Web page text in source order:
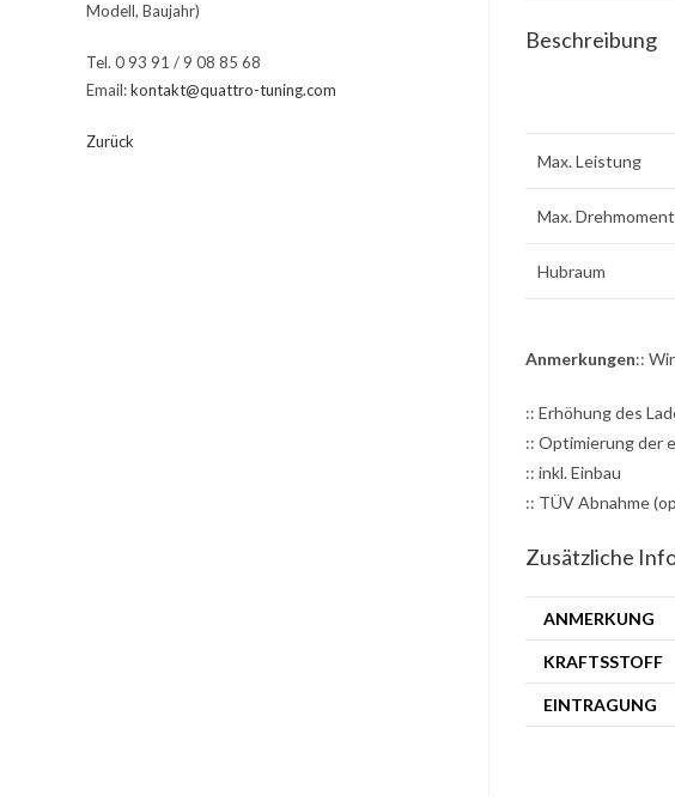
Beschreibung
Max. Leistung
Max. Drehmoment
Hubraum
Anmerkungen::
:: Erhöhung des
:: Optimierung der
:: inkl. Einbau
:: TÜV Abnahme
Zusätzliche
ANMERKUNG
KRAFTSSTOFF
EINTRAGUNG
Modell, Baujahr)
Tel. 0 93 91 / 9 08 85 68
Email:kontakt@quattro-tuning.com
Zurück